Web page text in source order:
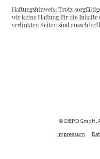
Haftungshinweis: Trotz
wir keine Haftung für die Inhalte
verlinkten Seiten sind
© DIEPO
Impressum